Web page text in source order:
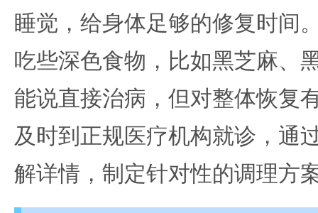
睡觉，给身体足够的修复时间
吃些深色食物，比如黑芝麻、
能说直接治病，但对整体恢复
及时到正规医疗机构就诊，通
解详情，制定针对性的调理方